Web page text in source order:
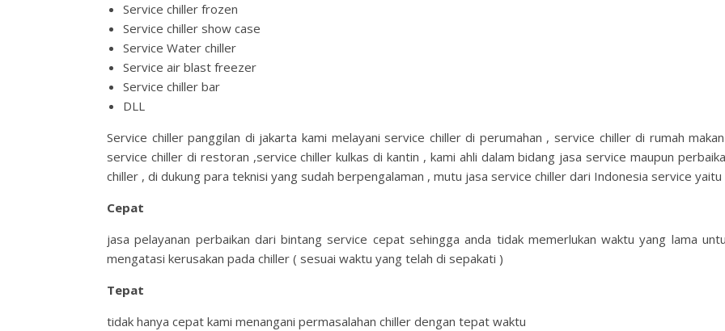
Service chiller frozen
Service chiller show case
Service Water chiller
Service air blast freezer
Service chiller bar
DLL
Service chiller panggilan di jakarta kami melayani service chiller di perumahan , service chiller di rumah
service chiller di restoran ,service chiller kulkas di kantin , kami ahli dalam bidang jasa service maupun
chiller , di dukung para teknisi yang sudah berpengalaman , mutu jasa service chiller dari Indonesia service yaitu
Cepat
jasa pelayanan perbaikan dari bintang service cepat sehingga anda tidak memerlukan waktu yang lama
mengatasi kerusakan pada chiller ( sesuai waktu yang telah di sepakati )
Tepat
tidak hanya cepat kami menangani permasalahan chiller dengan tepat waktu